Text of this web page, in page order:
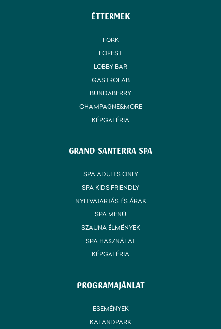
ÉTTERMEK
FORK
FOREST
LOBBY BAR
GASTROLAB
BUNDABERRY
CHAMPAGNE&MORE
KÉPGALÉRIA
GRAND SANTERRA SPA
SPA ADULTS ONLY
SPA KIDS FRIENDLY
NYITVATARTÁS ÉS ÁRAK
SPA MENÜ
SZAUNA ÉLMÉNYEK
SPA HASZNÁLAT
KÉPGALÉRIA
PROGRAMAJÁNLAT
ESEMÉNYEK
KALANDPARK